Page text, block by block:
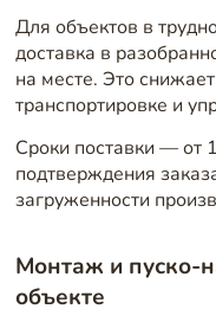
Для объектов в
доставка в
на месте. Это
транспортировке и
Сроки поставки — от
подтверждения
загруженности
Монтаж и пуско-
объекте